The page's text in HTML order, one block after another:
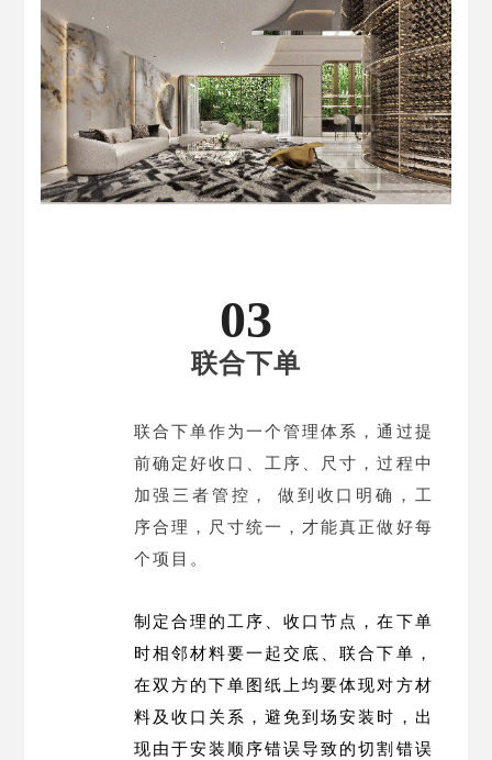
03
联合下单
联合下单作为一个管理体系，通过提
前确定好收口、工序、尺寸，过程中
加强三者管控，
做到收口明确，工
序合理，尺寸统一，才能真正做好每
个项目。
制定合理的工序、收口节点，在下单
时相邻材料要一起交底、联合下单，
在双方的下单图纸上均要体现对方材
料及收口关系，避免到场安装时，出
现由于安装顺序错误导致的切割错误